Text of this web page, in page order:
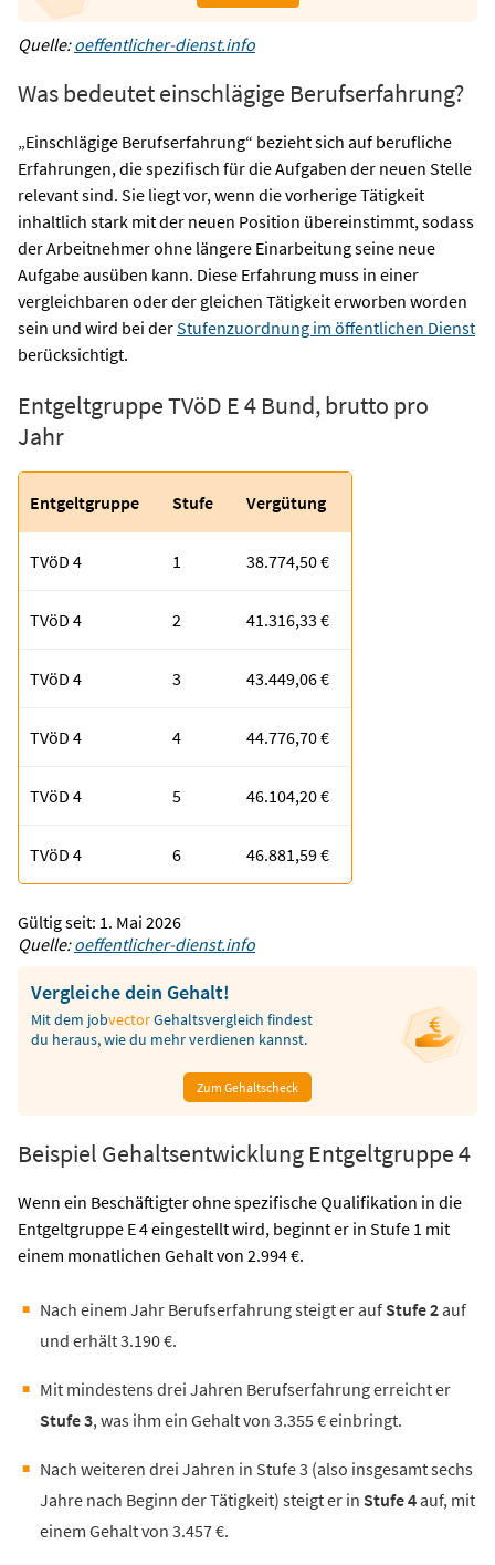
Quelle:oeffentlicher-dienst.info
Was bedeutet einschlägige Berufserfahrung?
„Einschlägige Berufserfahrung“ bezieht sich auf berufliche
Erfahrungen, die spezifisch für die Aufgaben der neuen Stelle
relevant sind. Sie liegt vor, wenn die vorherige Tätigkeit
inhaltlich stark mit der neuen Position übereinstimmt, sodass
der Arbeitnehmer ohne längere Einarbeitung seine neue
Aufgabe ausüben kann. Diese Erfahrung muss in einer
vergleichbaren oder der gleichen Tätigkeit erworben worden
sein und wird bei derStufenzuordnung im öffentlichen Dienst
berücksichtigt​.
Entgeltgruppe TVöD E 4 Bund, brutto pro
Jahr
Entgeltgruppe Stufe Vergütung
TVöD 4 1 38.774,50 €
TVöD 4 2 41.316,33 €
TVöD 4 3 43.449,06 €
TVöD 4 4 44.776,70 €
TVöD 4 5 46.104,20 €
TVöD 4 6 46.881,59 €
Gültig seit: 1. Mai 2026
Quelle:oeffentlicher-dienst.info
Vergleiche dein Gehalt!
Mit dem jobvectorGehaltsvergleich findest
du heraus, wie du mehr verdienen kannst.
Zum Gehaltscheck
Beispiel Gehaltsentwicklung Entgeltgruppe 4
Wenn ein Beschäftigter ohne spezifische Qualifikation in die
Entgeltgruppe E 4 eingestellt wird, beginnt er in Stufe 1 mit
einem monatlichen Gehalt von 2.994 €.
Nach einem Jahr Berufserfahrung steigt er auf Stufe 2auf
und erhält 3.190 €.
Mit mindestens drei Jahren Berufserfahrung erreicht er
Stufe 3, was ihm ein Gehalt von 3.355 € einbringt.
Nach weiteren drei Jahren in Stufe 3 (also insgesamt sechs
Jahre nach Beginn der Tätigkeit) steigt er in Stufe 4auf, mit
einem Gehalt von 3.457 €.